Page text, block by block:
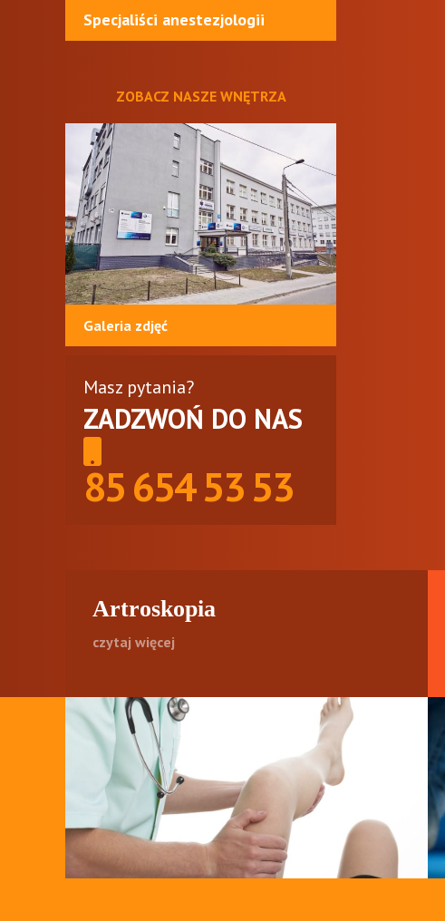
Specjaliści anestezjologii
ZOBACZ NASZE WNĘTRZA
Galeria zdjęć
Masz pytania?
ZADZWOŃ DO NAS
85 654 53 53
Artroskopia
czytaj więcej